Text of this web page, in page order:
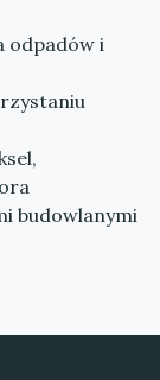
odpadów i
budowlanymi